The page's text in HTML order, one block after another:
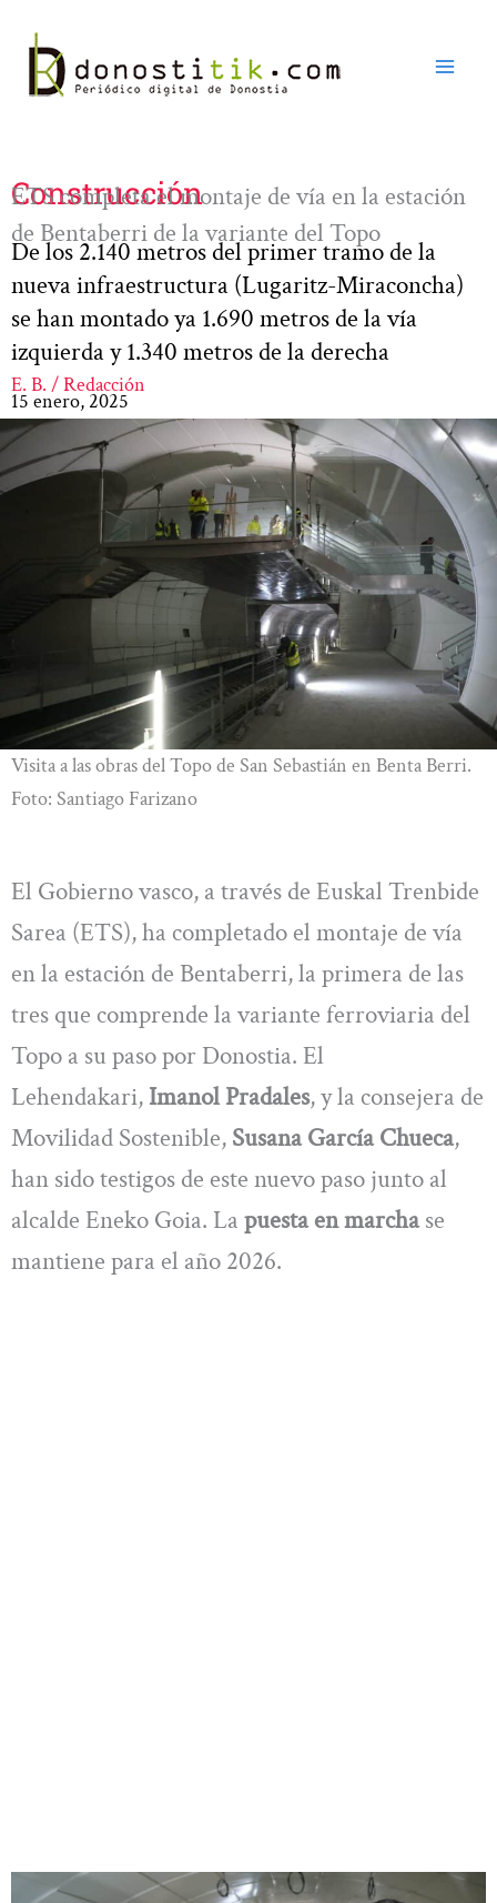
contenido
Construcción
ETS completa el montaje de vía en la estación
de Bentaberri de la variante del Topo
De los 2.140 metros del primer tramo de la
nueva infraestructura (Lugaritz-Miraconcha)
se han montado ya 1.690 metros de la vía
izquierda y 1.340 metros de la derecha
E. B. / Redacción
15 enero, 2025
Visita a las obras del Topo de San Sebastián en Benta Berri.
Foto: Santiago Farizano
El Gobierno vasco, a través de Euskal Trenbide
Sarea (ETS), ha completado el montaje de vía
en la estación de Bentaberri, la primera de las
tres que comprende la variante ferroviaria del
Topo a su paso por Donostia. El
Lehendakari, Imanol Pradales, y la consejera de
Movilidad Sostenible, Susana García Chueca,
han sido testigos de este nuevo paso junto al
alcalde Eneko Goia. La puesta en marchase
mantiene para el año 2026.